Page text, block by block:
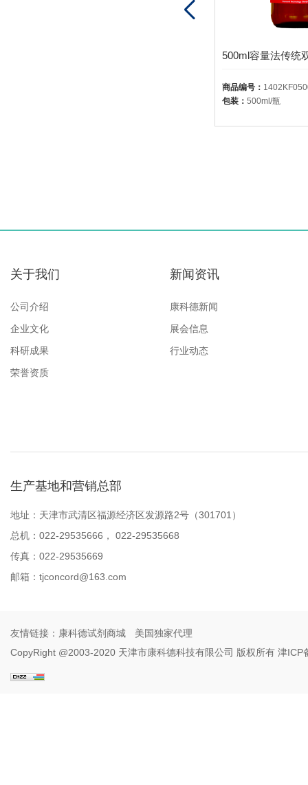
商品编号：
包装： 500ml/瓶
关于我们
公司介绍
企业文化
科研成果
荣誉资质
新闻资讯
康科德新闻
展会信息
行业动态
生产基地和营销总部
地址：天津市武清区福源经济区发源路2号（301701）
总机：022-29535666， 022-29535668
传真：022-29535669
邮箱： tjconcord@163.com
友情链接： 康科德试剂商城
美国独家代理
CopyRight @2003-2020 天津市康科德科技有限公司 版权所有 津ICP